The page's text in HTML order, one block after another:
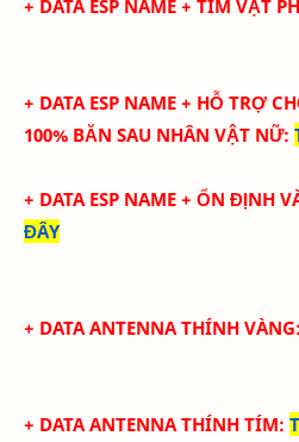
+ DATA ESP NAME + TÌM VẬT
+ DATA ESP NAME + HỖ TRỢ
100% BĂN SAU NHÂN VẬT NỮ:
+ DATA ESP NAME + ỔN ĐỊNH
ĐÂY
+ DATA ANTENNA THÍNH VÀNG:
+ DATA ANTENNA THÍNH TÍM: